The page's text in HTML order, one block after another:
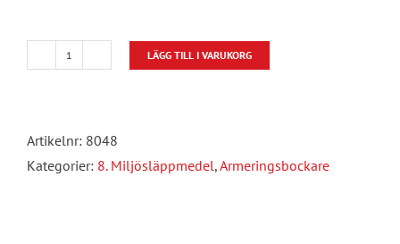
Armeringsbockare
LÄGG TILL I VARUKORG
Artikelnr: 8048
Kategorier: 8. Miljösläppmedel,Armeringsbockare